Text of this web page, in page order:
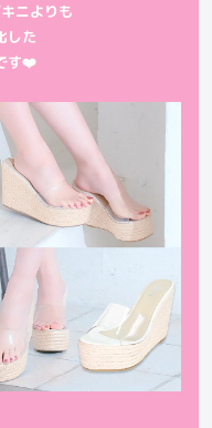
ニよりも
した
す❤️